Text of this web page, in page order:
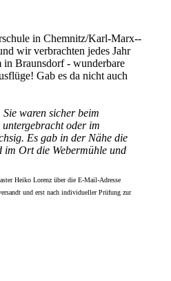
in Chemnitz/­Karl-­Marx-­
wir verbrachten jedes Jahr
Braunsdorf - wunderbare
Gab es da nicht auch
waren sicher beim
oder im
Es gab in der Nähe die
Ort die Webermühle und
Heiko Lorenz über die E-Mail-Adresse
und erst nach individueller Prüfung zur